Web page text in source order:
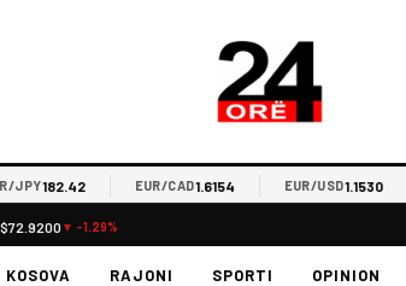
182.42 EUR/CAD1.6154 EUR/USD1.1530
$72.9200 ▼ -1.29%
KOSOVA RAJONI SPORTI OPINION